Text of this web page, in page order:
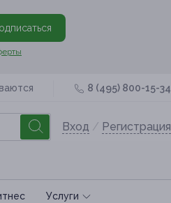
8 (495) 800-15-34
Вход / Регистрация
Услуги